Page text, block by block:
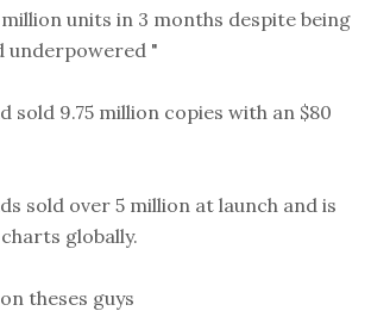
units in 3 months despite being
underpowered "
sold 9.75 million copies with an $80
sold over 5 million at launch and is
globally.
theses guys